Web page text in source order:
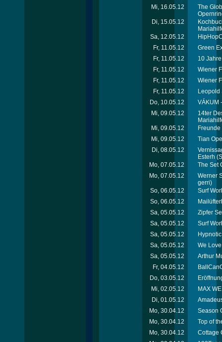
Mi, 16.05.12
The
Di, 15.05.12
Sa, 12.05.12
Fr, 11.05.12
Green
Fr, 11.05.12
10
Fr, 11.05.12
Wiener
Fr, 11.05.12
Wiener
Fr, 11.05.12
Leopold
Do, 10.05.12
VÁKUM
Mi, 09.05.12
14ter
Mi, 09.05.12
Mi, 09.05.12
Tian
Di, 08.05.12
Esterh
Mo, 07.05.12
The Set
Mo, 07.05.12
Werner
gerri)
So, 06.05.12
Surf
So, 06.05.12
Sa, 05.05.12
Zipfer
Sa, 05.05.12
Surf
Sa, 05.05.12
Sa, 05.05.12
We
Sa, 05.05.12
Arthur
Fr, 04.05.12
Do, 03.05.12
Mi, 02.05.12
MAX
Di, 01.05.12
Mo, 30.04.12
Season
Mo, 30.04.12
Top of
Mo, 30.04.12
Cottage